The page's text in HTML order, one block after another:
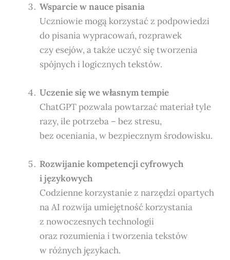
Wsparcie w nauce pisania
Uczniowie mogą korzystać z podpowiedzi
do pisania wypracowań, rozprawek
czy esejów, a także uczyć się tworzenia
spójnych i logicznych tekstów.
Uczenie się we własnym tempie
ChatGPT pozwala powtarzać materiał tyle
razy, ile potrzeba – bez stresu,
bez oceniania, w bezpiecznym środowisku.
Rozwijanie kompetencji cyfrowych
i językowych
Codzienne korzystanie z narzędzi opartych
na AI rozwija umiejętność korzystania
z nowoczesnych technologii
oraz rozumienia i tworzenia tekstów
w różnych językach.